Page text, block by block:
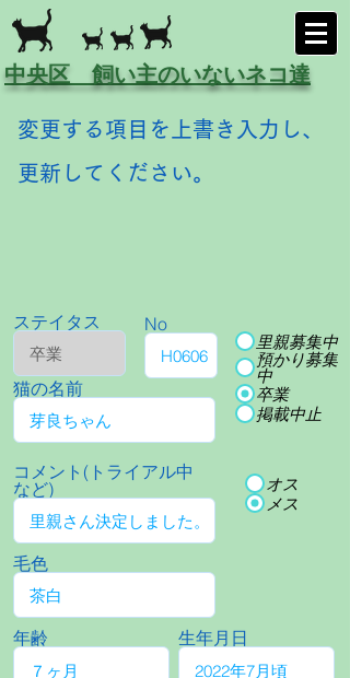
中央区 飼い主のいないネコ達
変更する項目を上書き入力し、
更新してください。
ステイタス No
猫の名前
里親募集中
預かり募集
中
卒業
掲載中止
コメント(トライアル中
など)
オス
メス
毛色
年齢 生年月日